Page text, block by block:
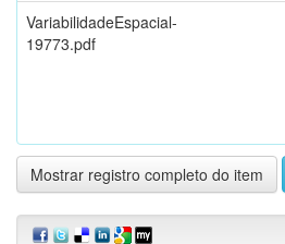
VariabilidadeEspacial-
19773.pdf
Mostrar registro completo do item